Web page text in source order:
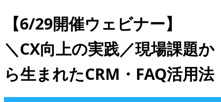
【6/29開催ウェビナー】
＼CX向上の実践／現場課題か
ら生まれたCRM・FAQ活用法